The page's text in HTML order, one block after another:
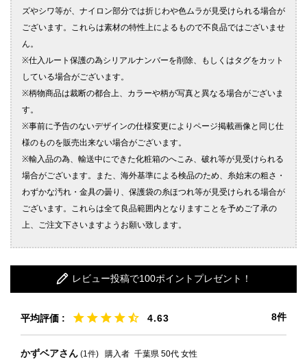
レビュー投稿で100ポイントプレゼント！
4.63 8
かずベア 1 購入者 千葉県 50代 女性